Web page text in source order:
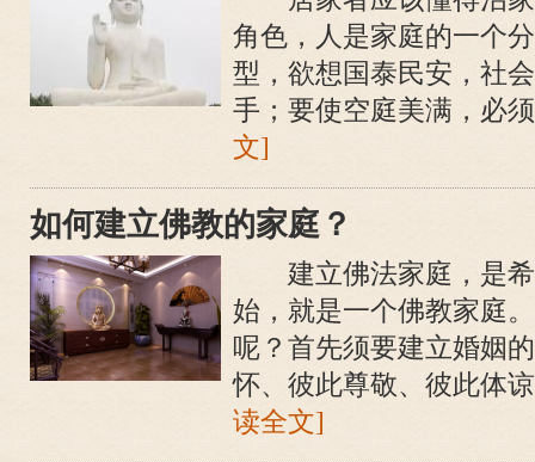
角色，人是家庭的一个
型，欲想国泰民安，社
手；要使空庭美满，必
文]
如何建立佛教的家庭？
建立佛法家庭，是希
始，就是一个佛教家庭
呢？首先须要建立婚姻
怀、彼此尊敬、彼此体
读全文]